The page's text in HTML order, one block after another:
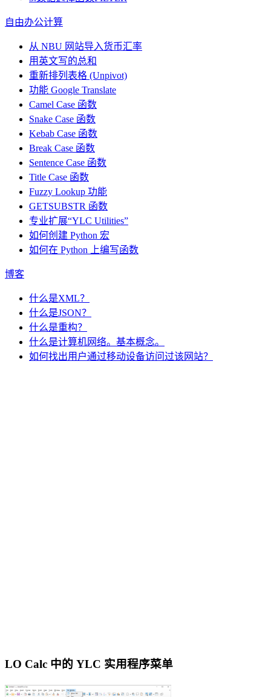
自由办公计算
从 NBU 网站导入货币汇率
用英文写的总和
重新排列表格 (Unpivot)
功能 Google Translate
Camel Case 函数
Snake Case 函数
Kebab Case 函数
Break Case 函数
Sentence Case 函数
Title Case 函数
Fuzzy Lookup 功能
GETSUBSTR 函数
专业扩展“YLC Utilities”
如何创建 Python 宏
如何在 Python 上编写函数
博客
什么是XML？
什么是JSON？
什么是重构？
什么是计算机网络。基本概念。
如何找出用户通过移动设备访问过该网站？
LO Calc 中的 YLC 实用程序菜单